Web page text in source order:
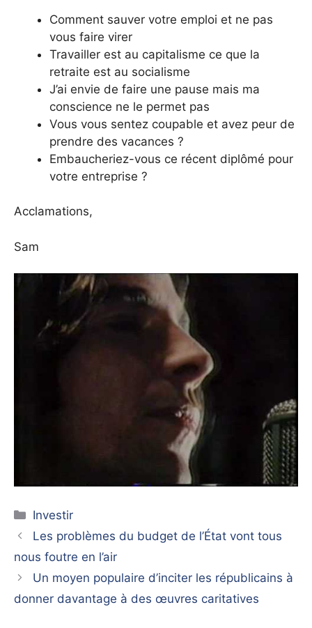
Comment sauver votre emploi et ne pas
vous faire virer
Travailler est au capitalisme ce que la
retraite est au socialisme
J’ai envie de faire une pause mais ma
conscience ne le permet pas
Vous vous sentez coupable et avez peur de
prendre des vacances ?
Embaucheriez-vous ce récent diplômé pour
votre entreprise ?
Acclamations,
Sam
Catégories
Investir
Les problèmes du budget de l’État vont tous
nous foutre en l’air
Un moyen populaire d’inciter les républicains à
donner davantage à des œuvres caritatives